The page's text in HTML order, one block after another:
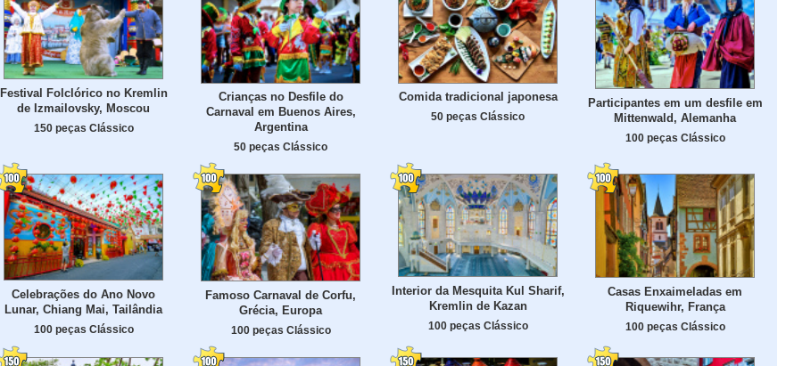
Festival Folclórico no Kremlin
de Izmailovsky, Moscou
150 peças Clássico
Crianças no Desfile do
Carnaval em Buenos Aires,
Argentina
50 peças Clássico
Comida tradicional japonesa
50 peças Clássico
Participantes em um desfile em
Mittenwald, Alemanha
100 peças Clássico
Celebrações do Ano Novo
Lunar, Chiang Mai, Tailândia
100 peças Clássico
Famoso Carnaval de Corfu,
Grécia, Europa
100 peças Clássico
Interior da Mesquita Kul Sharif,
Kremlin de Kazan
100 peças Clássico
Casas Enxaimeladas em
Riquewihr, França
100 peças Clássico